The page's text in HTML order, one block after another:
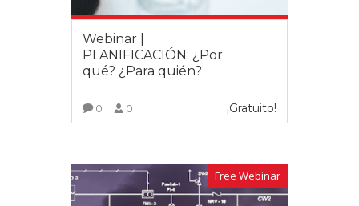
Webinar |
PLANIFICACIÓN: ¿Por
qué? ¿Para quién?
0 0 ¡Gratuito!
Free Webinar